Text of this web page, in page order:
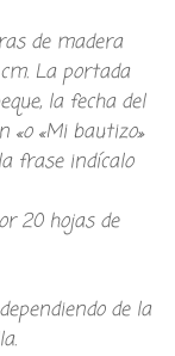
de madera
La portada
la fecha del
«o «Mi bautizo»
frase indícalo
20 hojas de
de la